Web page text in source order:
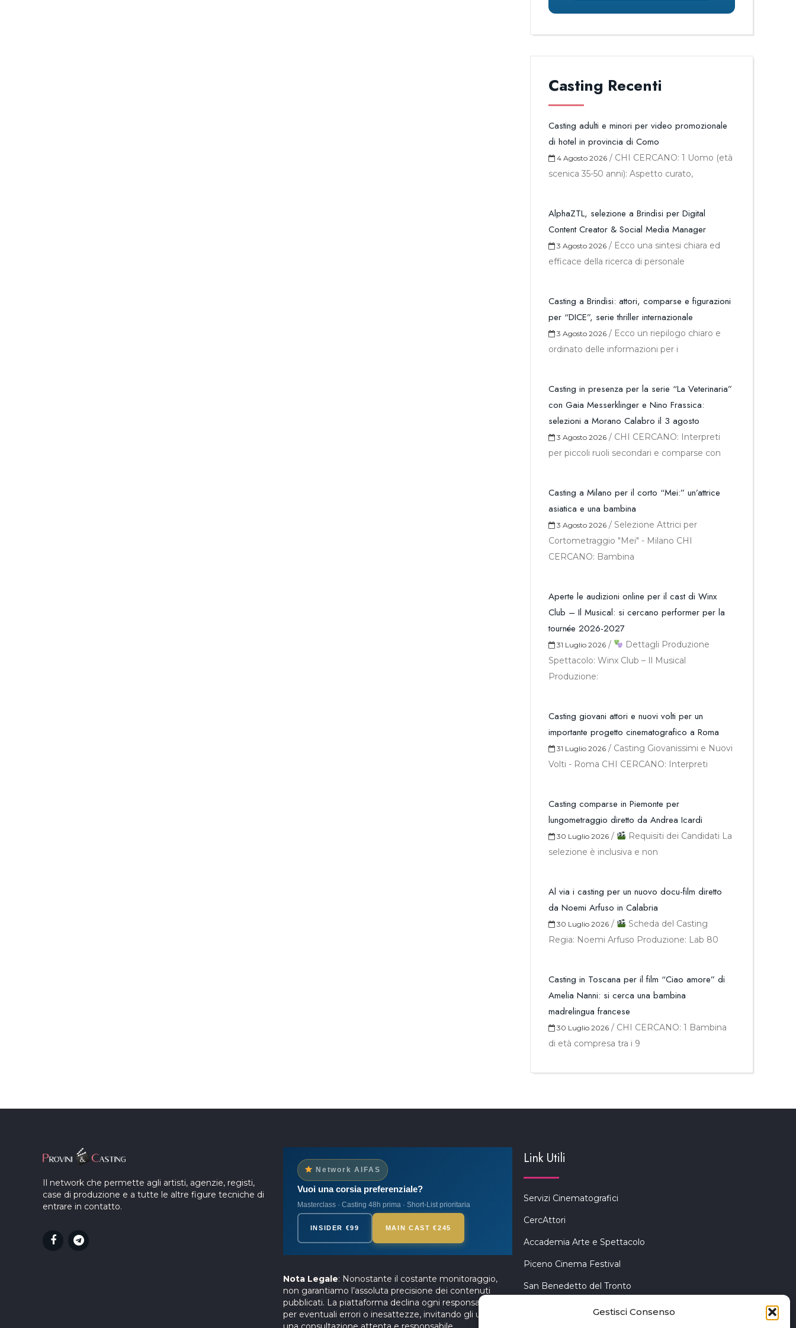
Gestisci Consenso
Casting Recenti
Casting adulti e minori per video promozionale
di hotel in provincia di Como
4 Agosto 2026 / CHI CERCANO: 1 Uomo (età
scenica 35-50 anni): Aspetto curato,
AlphaZTL, selezione a Brindisi per Digital
Content Creator & Social Media Manager
3 Agosto 2026 / Ecco una sintesi chiara ed
efficace della ricerca di personale
Casting a Brindisi: attori, comparse e figurazioni
per “DICE”, serie thriller internazionale
3 Agosto 2026 / Ecco un riepilogo chiaro e
ordinato delle informazioni per i
Casting in presenza per la serie “La Veterinaria”
con Gaia Messerklinger e Nino Frassica:
selezioni a Morano Calabro il 3 agosto
3 Agosto 2026 / CHI CERCANO: Interpreti
per piccoli ruoli secondari e comparse con
Casting a Milano per il corto “Mei:” un’attrice
asiatica e una bambina
3 Agosto 2026 / Selezione Attrici per
Cortometraggio "Mei" - Milano CHI
CERCANO: Bambina
Aperte le audizioni online per il cast di Winx
Club – Il Musical: si cercano performer per la
tournée 2026-2027
31 Luglio 2026 /
Dettagli Produzione
Spettacolo: Winx Club – Il Musical
Produzione:
Casting giovani attori e nuovi volti per un
importante progetto cinematografico a Roma
31 Luglio 2026 / Casting Giovanissimi e Nuovi
Volti - Roma CHI CERCANO: Interpreti
Casting comparse in Piemonte per
lungometraggio diretto da Andrea Icardi
30 Luglio 2026 /
Requisiti dei Candidati La
selezione è inclusiva e non
Al via i casting per un nuovo docu-film diretto
da Noemi Arfuso in Calabria
30 Luglio 2026 /
Scheda del Casting
Regia: Noemi Arfuso Produzione: Lab 80
Casting in Toscana per il film “Ciao amore” di
Amelia Nanni: si cerca una bambina
madrelingua francese
30 Luglio 2026 / CHI CERCANO: 1 Bambina
di età compresa tra i 9
Il network che permette agli artisti, agenzie, registi,
case di produzione e a tutte le altre figure tecniche di
entrare in contatto.
Network AIFAS
Vuoi una corsia preferenziale?
Masterclass · Casting 48h prima · Short-List prioritaria
INSIDER €99 MAIN CAST €245
Nota Legale: Nonostante il costante monitoraggio,
non garantiamo l’assoluta precisione dei contenuti
pubblicati. La piattaforma declina ogni responsabilità
per eventuali errori o inesattezze, invitando gli utenti a
Link Utili
Servizi Cinematografici
CercAttori
Accademia Arte e Spettacolo
Piceno Cinema Festival
San Benedetto del Tronto